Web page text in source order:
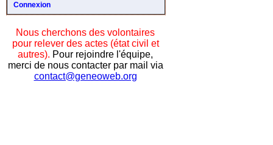
Connexion
Nous cherchons des volontaires
pour relever des actes (état civil et
autres). Pour rejoindre l'équipe,
merci de nous contacter par mail via
contact@geneoweb.org